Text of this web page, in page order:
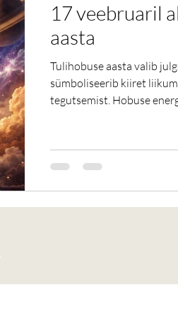
17 veebruaril
aasta
Tulihobuse aasta valib
sümboliseerib kiiret
tegutsemist. Hobuse
kiiresti, kuid teadlikult.
Veevalaja noorkuu –